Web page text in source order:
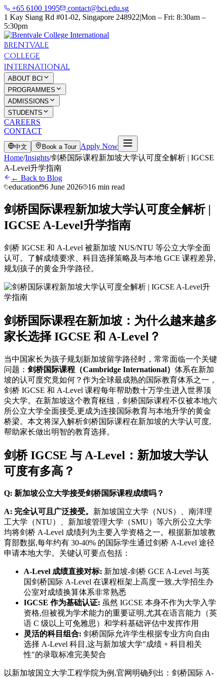
+65 6100 1995
contact@bci.edu.sg
1 Kay Siang Rd #01-02, Singapore 248922|Mon – Fri: 8:30am –
5:30pm
BRENTVALE
COLLEGE
INTERNATIONAL
ABOUT BCI
PROGRAMMES
ADMISSIONS
STUDENTS
CAREERS
CONTACT
中文 Book a Tour Apply Now
Home/Insights/剑桥国际课程新加坡大学认可度全解析 | IGCSE
A-Level升学指南
← Back to Blog
education
6 June 2026 16 min read
剑桥国际课程新加坡大学认可度全解析 |
IGCSE A-Level升学指南
剑桥 IGCSE 和 A-Level 被新加坡 NUS/NTU 等公立大学全面
认可。了解成绩要求、科目选择策略及与本地 GCE 课程差异,
规划孩子的黄金升学路径。
剑桥国际课程在新加坡：为什么越来越多
家长选择 IGCSE 和 A-Level？
当中国家长为孩子规划新加坡留学路径时，常常面临一个关键
问题： 剑桥国际课程（Cambridge International） 体系在新加
坡的认可度究竟如何？作为全球最成熟的国际教育体系之一，
剑桥 IGCSE 和 A-Level 课程每年帮助数十万学生进入世界顶
尖大学。在新加坡这个教育枢纽，剑桥国际课程不仅被本地六
所公立大学全面接受,更成为连接国际教育与本地升学的黄金
桥梁。本文将深入解析剑桥国际课程在新加坡的大学认可度,
帮助家长做出明智的教育选择。
剑桥 IGCSE 与 A-Level：新加坡大学认
可度有多高？
Q: 新加坡公立大学接受剑桥国际课程成绩吗？
A: 完全认可且广泛接受。 新加坡国立大学（NUS）、南洋理
工大学（NTU）、新加坡管理大学（SMU）等六所公立大学
均将剑桥 A-Level 成绩列为主要入学资格之一。根据新加坡教
育部数据,每年约有 30-40% 的国际学生通过剑桥 A-Level 途径
申请本地大学。关键认可要点包括：
A-Level 成绩直接对标: 新加坡-剑桥 GCE A-Level 与英
国剑桥国际 A-Level 在课程框架上高度一致,大学招生办
公室对成绩换算体系非常熟悉
IGCSE 作为基础认证: 虽然 IGCSE 本身不作为大学入学
资格,但被视为学术能力的重要证明,尤其在语言能力（英
语 C 级以上可免雅思）和学科基础评估中发挥作用
灵活的科目组合: 剑桥国际允许学生根据专业方向自由
选择 A-Level 科目,这与新加坡大学"成绩 + 科目相关
性"的录取标准完美契合
以新加坡国立大学工程学院为例,官网明确列出：剑桥国际 A-